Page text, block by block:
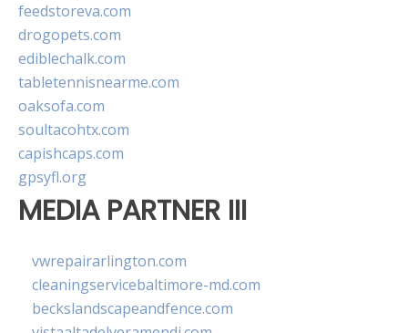
feedstoreva.com
drogopets.com
ediblechalk.com
tabletennisnearme.com
oaksofa.com
soultacohtx.com
capishcaps.com
gpsyfl.org
MEDIA PARTNER III
vwrepairarlington.com
cleaningservicebaltimore-md.com
beckslandscapeandfence.com